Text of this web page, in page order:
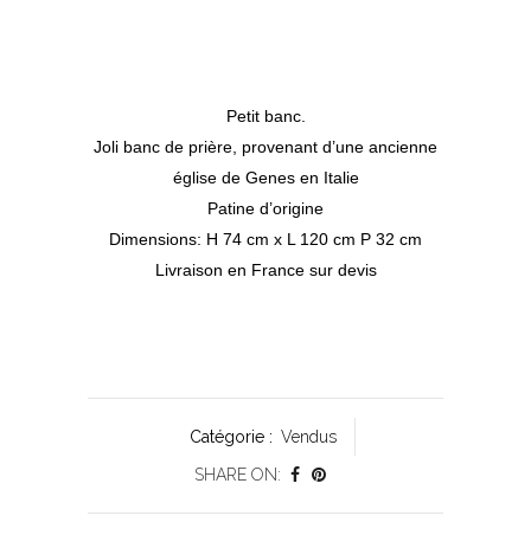
Petit banc.
Joli banc de prière, provenant d’une ancienne
église de Genes en Italie
Patine d’origine
Dimensions: H 74 cm x L 120 cm P 32 cm
Livraison en France sur devis
Catégorie : Vendus
SHARE ON: